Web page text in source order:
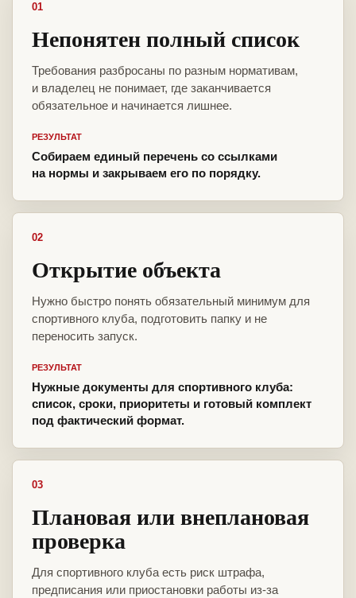
01
Непонятен полный список
Требования разбросаны по разным нормативам,
и владелец не понимает, где заканчивается
обязательное и начинается лишнее.
РЕЗУЛЬТАТ
Собираем единый перечень со ссылками
на нормы и закрываем его по порядку.
02
Открытие объекта
Нужно быстро понять обязательный минимум для
спортивного клуба, подготовить папку и не
переносить запуск.
РЕЗУЛЬТАТ
Нужные документы для спортивного клуба:
список, сроки, приоритеты и готовый комплект
под фактический формат.
03
Плановая или внеплановая
проверка
Для спортивного клуба есть риск штрафа,
предписания или приостановки работы из-за